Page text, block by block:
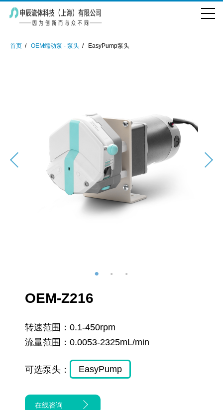
首页 OEM蠕动泵 - 泵头 EasyPump泵头
OEM-Z216
转速范围： 0.1-450rpm
流量范围： 0.0053-2325mL/min
可选泵头： EasyPump
在线咨询